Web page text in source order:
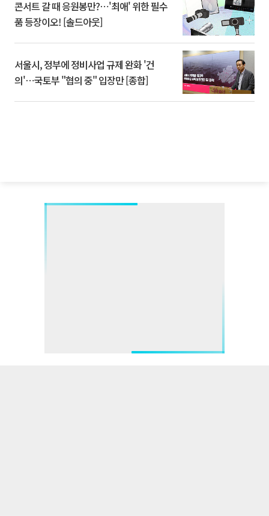
콘서트 갈 때 응원봉만?⋯'최애' 위한 필수
품 등장이오! [솔드아웃]
서울시, 정부에 정비사업 규제 완화 '건
의'⋯국토부 "협의 중" 입장만 [종합]